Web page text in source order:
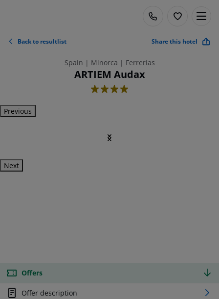
Back to resultlist Share this hotel
Spain | Minorca | Ferrerías
ARTIEM Audax
4
Previous
Next
Offers
Offer description